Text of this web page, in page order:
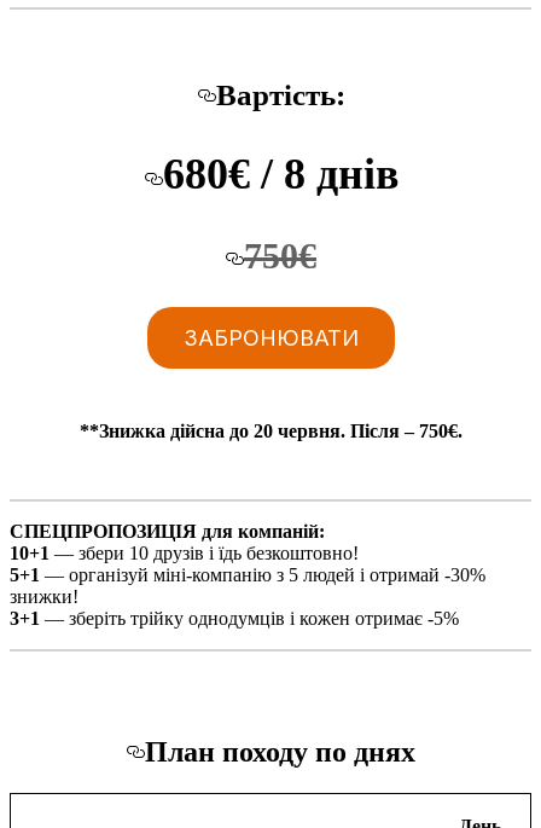
Вартість:
680€ / 8 днів
750€
ЗАБРОНЮВАТИ
**Знижка дійсна до 20 червня. Після – 750€.
СПЕЦПРОПОЗИЦІЯ для компаній:
10+1 — збери 10 друзів і їдь безкоштовно!
5+1 — організуй міні-компанію з 5 людей і отримай -30%
знижки!
3+1 — зберіть трійку однодумців і кожен отримає -5%
План походу по днях